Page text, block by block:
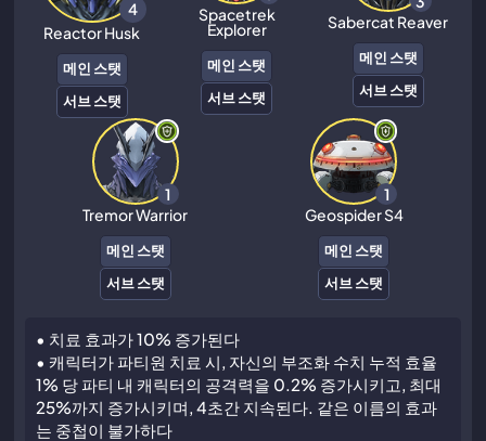
4
Reactor Husk
메인 스탯
서브 스탯
Spacetrek
Explorer
메인 스탯
서브 스탯
Sabercat Reaver
메인 스탯
서브 스탯
1
Tremor Warrior
메인 스탯
서브 스탯
1
Geospider S4
메인 스탯
서브 스탯
• 치료 효과가 10% 증가된다
• 캐릭터가 파티원 치료 시, 자신의 부조화 수치 누적 효율
1% 당 파티 내 캐릭터의 공격력을 0.2% 증가시키고, 최대
25%까지 증가시키며, 4초간 지속된다. 같은 이름의 효과
는 중첩이 불가하다